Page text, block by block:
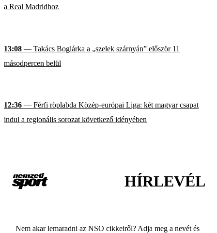
a Real Madridhoz
13:08 — Takács Boglárka a „szelek szárnyán” először 11
másodpercen belül
12:36 — Férfi röplabda Közép-európai Liga: két magyar csapat
indul a regionális sorozat következő idényében
HÍRLEVÉL
Nem akar lemaradni az NSO cikkeiről? Adja meg a nevét és